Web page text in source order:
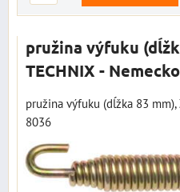
pružina výfuku
TECHNIX -
pružina výfuku (dĺžka 83 mm),
8036